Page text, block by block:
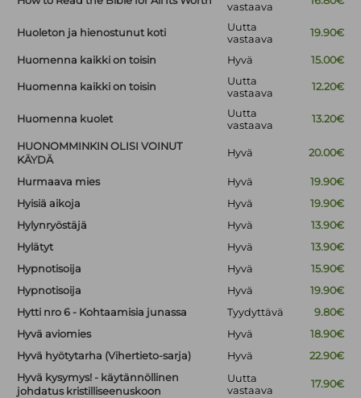
vastaava
Huoleton ja hienostunut koti
Uutta
vastaava
19.90€
Huomenna kaikki on toisin Hyvä 15.00€
Huomenna kaikki on toisin
Uutta
vastaava
12.20€
Huomenna kuolet
Uutta
vastaava
13.20€
HUONOMMINKIN OLISI VOINUT
KÄYDÄ
Hyvä 20.00€
Hurmaava mies Hyvä
19.90€
Hyisiä aikoja
Hyvä
19.90€
Hylynryöstäjä
Hyvä
13.90€
Hylätyt
Hyvä
13.90€
Hypnotisoija
Hyvä
15.90€
Hypnotisoija
Hyvä
19.90€
Hytti nro 6 - Kohtaamisia junassa
Tyydyttävä
9.80€
Hyvä aviomies
Hyvä
18.90€
Hyvä hyötytarha (Vihertieto-sarja)
Hyvä
22.90€
Hyvä kysymys! - käytännöllinen
johdatus kristilliseenuskoon
Uutta
vastaava
17.90€